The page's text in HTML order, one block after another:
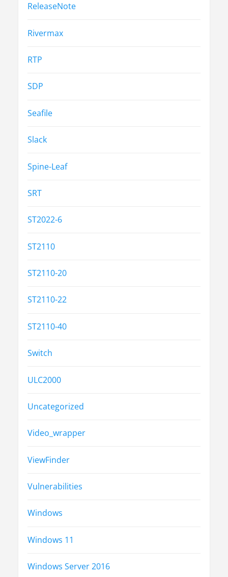
ReleaseNote
Rivermax
RTP
SDP
Seafile
Slack
Spine-Leaf
SRT
ST2022-6
ST2110
ST2110-20
ST2110-22
ST2110-40
Switch
ULC2000
Uncategorized
Video_wrapper
ViewFinder
Vulnerabilities
Windows
Windows 11
Windows Server 2016